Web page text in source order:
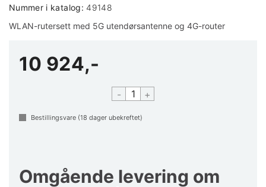
Nummer i katalog: 49148
WLAN-rutersett med 5G utendørsantenne og 4G-router
10 924,-
- +
Bestillingsvare (18 dager ubekreftet)
Omgående levering om